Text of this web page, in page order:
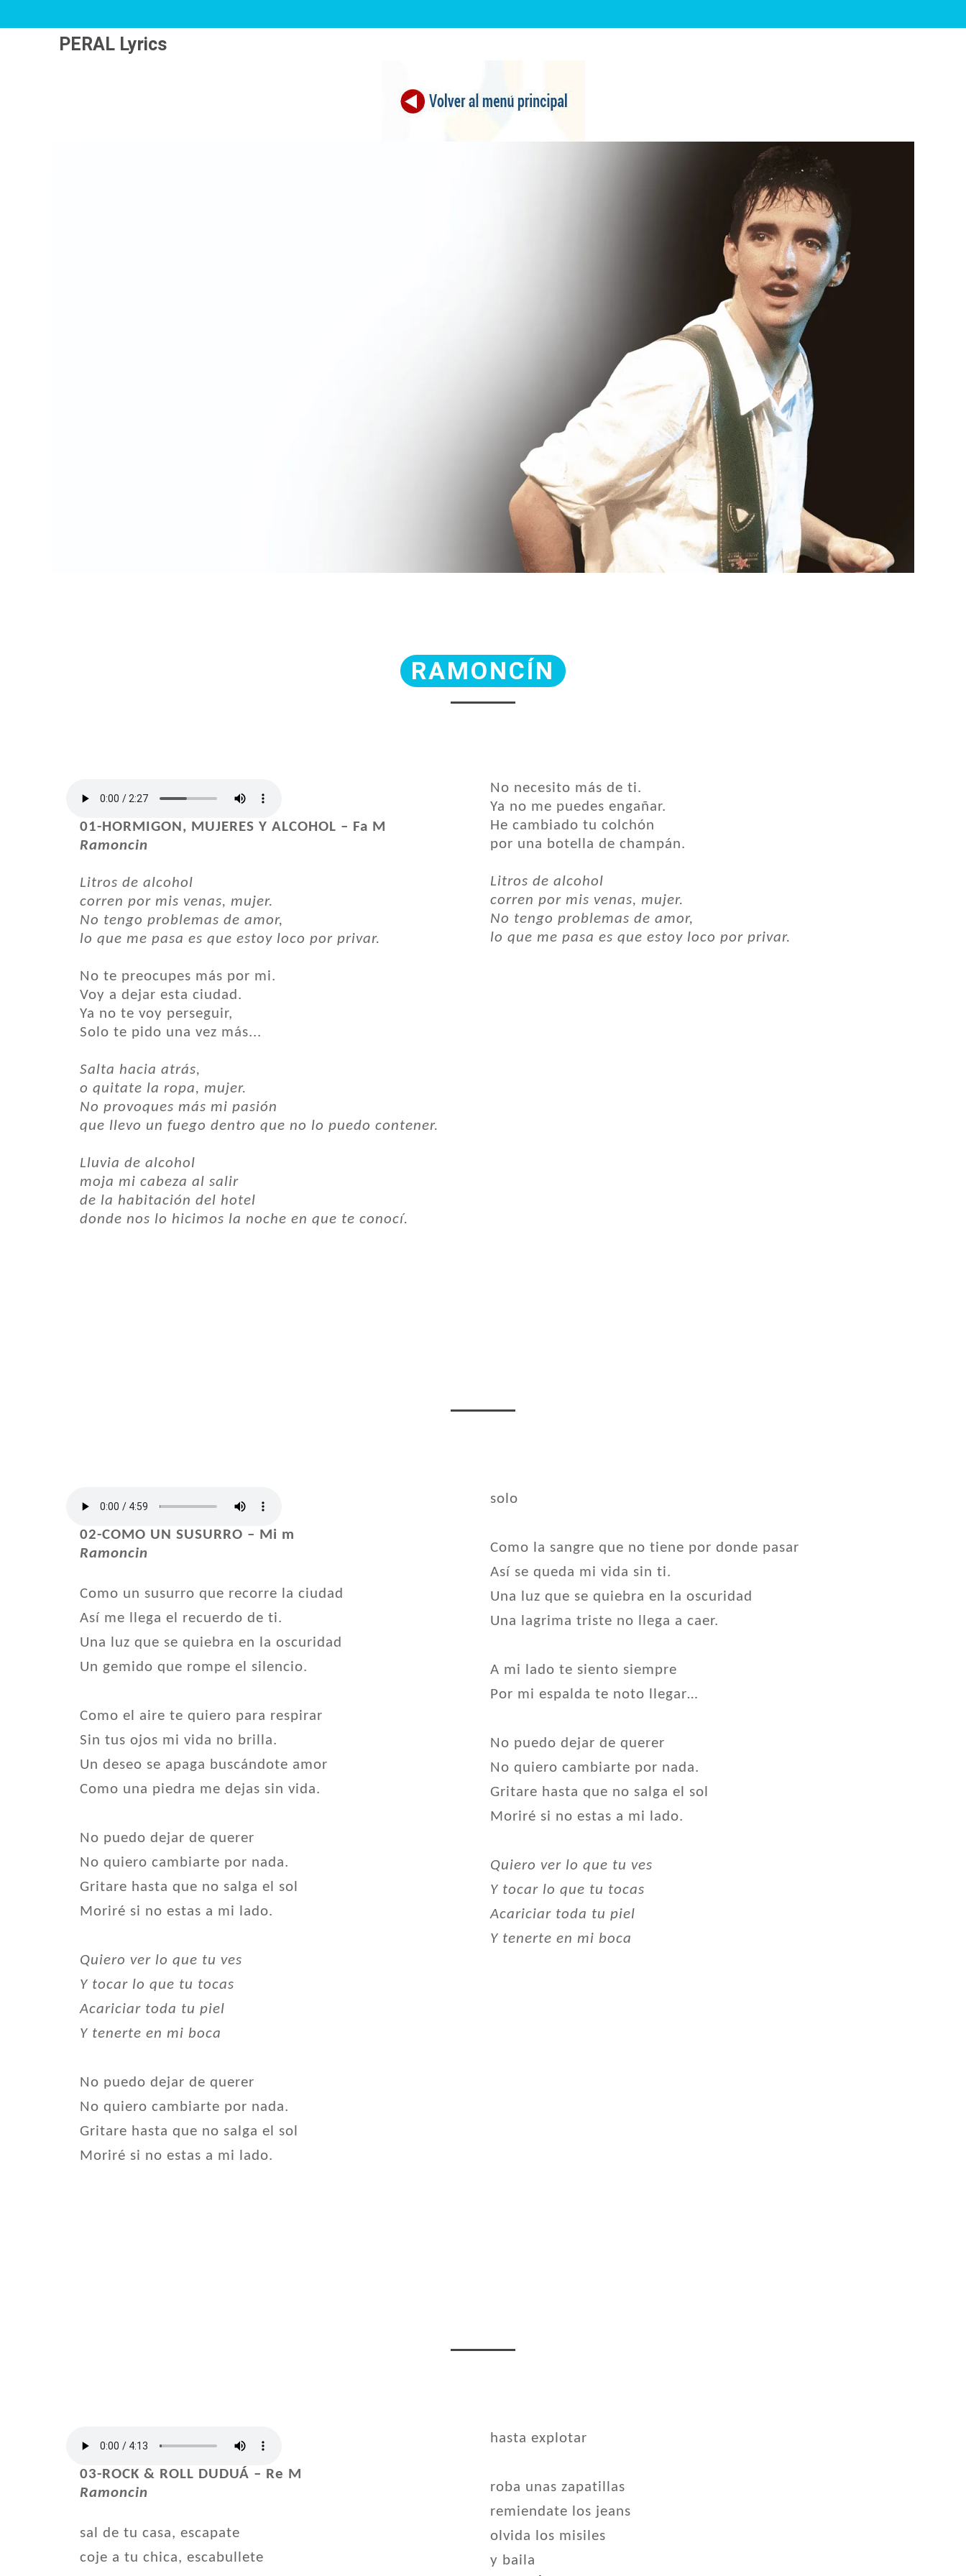
PERAL Lyrics
RAMONCÍN
01-HORMIGON, MUJERES Y ALCOHOL – Fa M
Ramoncin
Litros de alcohol
corren por mis venas, mujer.
No tengo problemas de amor,
lo que me pasa es que estoy loco por privar.
No te preocupes más por mi.
Voy a dejar esta ciudad.
Ya no te voy perseguir,
Solo te pido una vez más...
Salta hacia atrás,
o quitate la ropa, mujer.
No provoques más mi pasión
que llevo un fuego dentro que no lo puedo contener.
Lluvia de alcohol
moja mi cabeza al salir
de la habitación del hotel
donde nos lo hicimos la noche en que te conocí.
No necesito más de ti.
Ya no me puedes engañar.
He cambiado tu colchón
por una botella de champán.
Litros de alcohol
corren por mis venas, mujer.
No tengo problemas de amor,
lo que me pasa es que estoy loco por privar.
02-COMO UN SUSURRO – Mi m
Ramoncin
Como un susurro que recorre la ciudad
Así me llega el recuerdo de ti.
Una luz que se quiebra en la oscuridad
Un gemido que rompe el silencio.
Como el aire te quiero para respirar
Sin tus ojos mi vida no brilla.
Un deseo se apaga buscándote amor
Como una piedra me dejas sin vida.
No puedo dejar de querer
No quiero cambiarte por nada.
Gritare hasta que no salga el sol
Moriré si no estas a mi lado.
Quiero ver lo que tu ves
Y tocar lo que tu tocas
Acariciar toda tu piel
Y tenerte en mi boca
No puedo dejar de querer
No quiero cambiarte por nada.
Gritare hasta que no salga el sol
Moriré si no estas a mi lado.
solo
Como la sangre que no tiene por donde pasar
Así se queda mi vida sin ti.
Una luz que se quiebra en la oscuridad
Una lagrima triste no llega a caer.
A mi lado te siento siempre
Por mi espalda te noto llegar…
No puedo dejar de querer
No quiero cambiarte por nada.
Gritare hasta que no salga el sol
Moriré si no estas a mi lado.
Quiero ver lo que tu ves
Y tocar lo que tu tocas
Acariciar toda tu piel
Y tenerte en mi boca
03-ROCK & ROLL DUDUÁ – Re M
Ramoncin
sal de tu casa, escapate
coje a tu chica, escabullete
hasta explotar
roba unas zapatillas
remiendate los jeans
olvida los misiles
y baila